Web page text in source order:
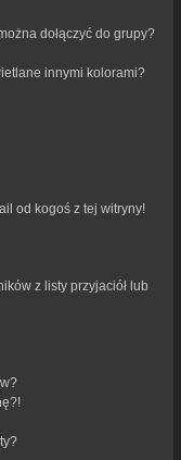
dołączyć do grupy?
innymi kolorami?
od kogoś z tej witryny!
z listy przyjaciół lub